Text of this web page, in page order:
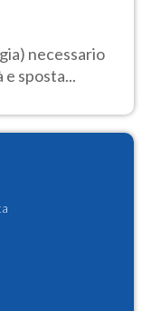
necessario
sposta...